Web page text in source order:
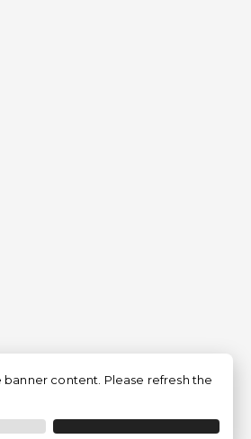
Filtrar
content. Please refresh the